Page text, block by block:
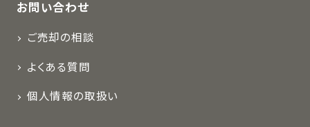
お問い合わせ
ご売却の相談
よくある質問
個人情報の取扱い